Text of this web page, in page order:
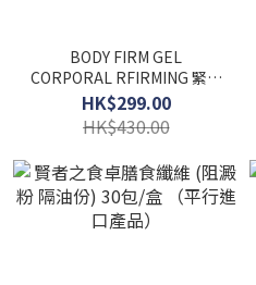
BODY FIRM GEL
CORPORAL RFIRMING 緊緻
身體啫喱 250ml
HK$299.00
HK$430.00